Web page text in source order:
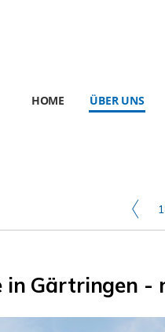
HOME ÜBER UNS
in Gärtringen